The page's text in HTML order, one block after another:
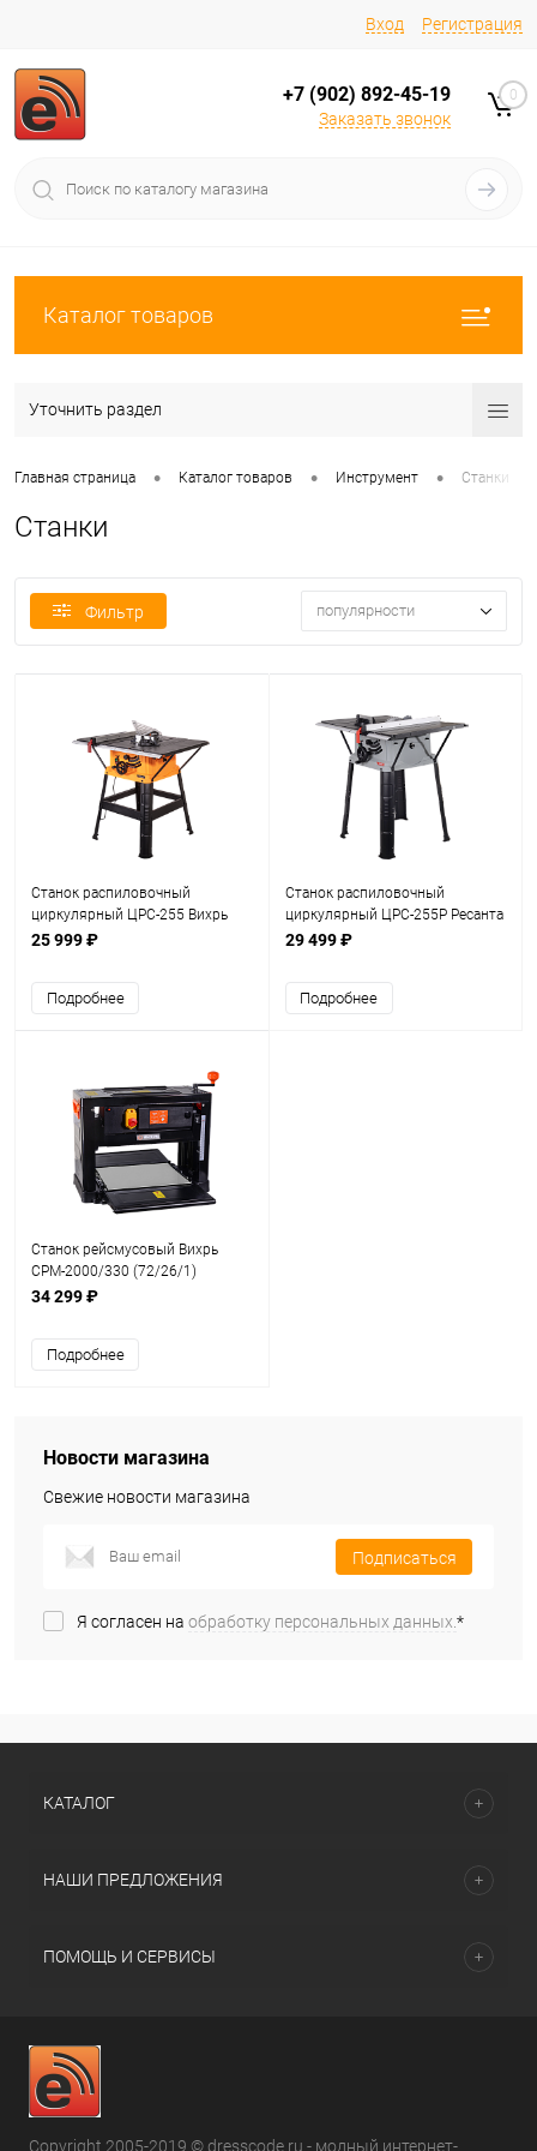
Вход Регистрация
+7 (902) 892-45-19
Заказать звонок
0
Каталог товаров
Уточнить раздел
Главная страница • Каталог товаров • Инструмент • Станки
Станки
Фильтр популярности
Станок распиловочный
циркулярный ЦРС-255 Вихрь
(72/26/2)
25 999 ₽
Подробнее
Станок распиловочный
циркулярный ЦРС-255Р Ресанта
(75/26/3)
29 499 ₽
Подробнее
Станок рейсмусовый Вихрь
СРМ-2000/330 (72/26/1)
34 299 ₽
Подробнее
Новости магазина
Свежие новости магазина
Подписаться
Я согласен на обработку персональных данных.*
КАТАЛОГ
НАШИ ПРЕДЛОЖЕНИЯ
ПОМОЩЬ И СЕРВИСЫ
Copyright 2005-2019 © dresscode.ru - модный интернет-